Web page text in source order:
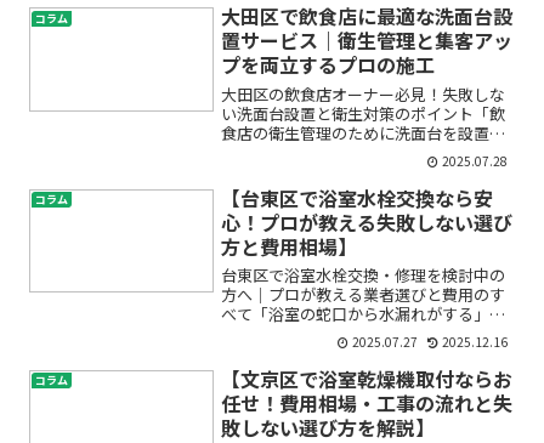
コラム
大田区で飲食店に最適な洗面台設
置サービス｜衛生管理と集客アッ
プを両立するプロの施工
大田区の飲食店オーナー必見！失敗しな
い洗面台設置と衛生対策のポイント「飲
食店の衛生管理のために洗面台を設置し
たいけれど、どこに頼んだらいい？」
「費用や種類、衛生法の基準がよく分か
らなくて不安…」そんな悩みを抱えて検
索している大田区の飲食店オ...
2025.07.28
コラム
【台東区で浴室水栓交換なら安
心！プロが教える失敗しない選び
方と費用相場】
台東区で浴室水栓交換・修理を検討中の
方へ｜プロが教える業者選びと費用のす
べて「浴室の蛇口から水漏れがする」
「古くなった水栓を交換したい」「台東
区でどこに頼めばいいのか分からず不
安…」このようなお悩みをお持ちではあ
りませんか？毎日使う浴室の水...
2025.07.27 2025.12.16
コラム
【文京区で浴室乾燥機取付ならお
任せ！費用相場・工事の流れと失
敗しない選び方を解説】